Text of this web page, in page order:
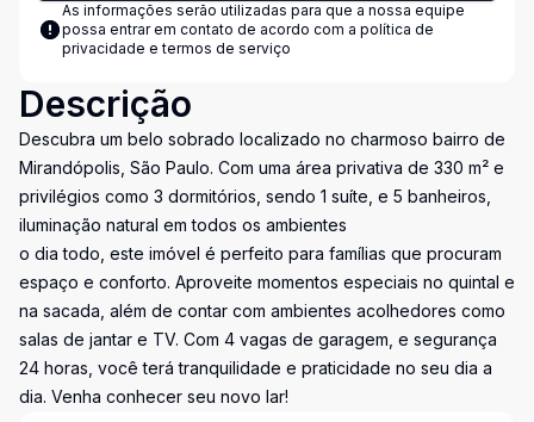
As informações serão utilizadas para que a nossa equipe
possa entrar em contato de acordo com a política de
privacidade e termos de serviço
Descrição
Descubra um belo sobrado localizado no charmoso bairro de
Mirandópolis, São Paulo. Com uma área privativa de 330 m² e
privilégios como 3 dormitórios, sendo 1 suíte, e 5 banheiros,
iluminação natural em todos os ambientes
o dia todo, este imóvel é perfeito para famílias que procuram
espaço e conforto. Aproveite momentos especiais no quintal e
na sacada, além de contar com ambientes acolhedores como
salas de jantar e TV. Com 4 vagas de garagem, e segurança
24 horas, você terá tranquilidade e praticidade no seu dia a
dia. Venha conhecer seu novo lar!